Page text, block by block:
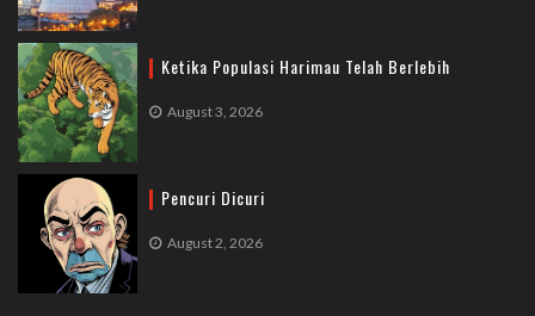
Ketika Populasi Harimau Telah Berlebih
August 3, 2026
Pencuri Dicuri
August 2, 2026